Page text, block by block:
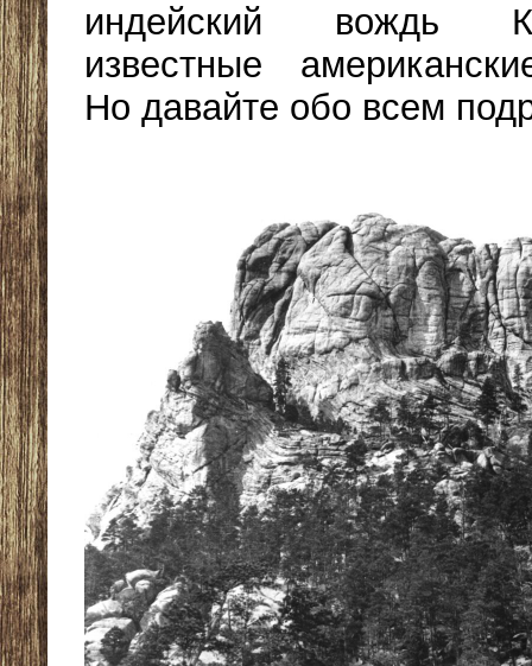
индейский вождь
известные
Но давайте обо всем